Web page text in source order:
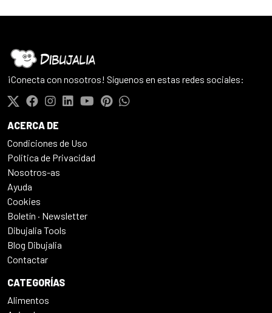
¡Conecta con nosotros! Síguenos en estas redes sociales:
ACERCA DE
Condiciones de Uso
Politica de Privacidad
Nosotros-as
Ayuda
Cookies
Boletín · Newsletter
Dibujalia Tools
Blog Dibujalia
Contactar
CATEGORÍAS
Alimentos